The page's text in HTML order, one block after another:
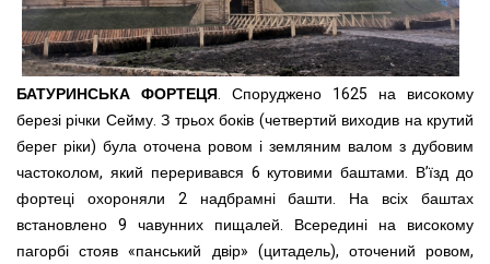
БАТУРИНСЬКА ФОРТЕЦЯ. Споруджено 1625 на високому
березі річки Сейму. З трьох боків (четвертий виходив на крутий
берег ріки) була оточена ровом і земляним валом з дубовим
частоколом, який переривався 6 кутовими баштами. В’їзд до
фортеці охороняли 2 надбрамні башти. На всіх баштах
встановлено 9 чавунних пищалей. Всередині на високому
пагорбі стояв «панський двір» (цитадель), оточений ровом,